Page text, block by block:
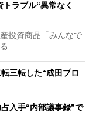
ラブル“異常なく
投資商品「みんなで
る…
三転した“成田プロ
入手“内部議事録”で